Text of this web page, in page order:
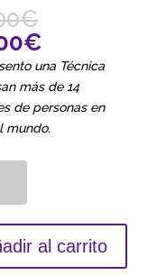
€
€
una Técnica
más de 14
de personas en
mundo.
al carrito